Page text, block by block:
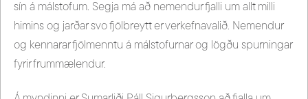
sín á málstofum. Segja má að nemendur fjalli um allt milli
himins og jarðar svo fjölbreytt er verkefnavalið. Nemendur
og kennarar fjölmenntu á málstofurnar og lögðu spurningar
fyrir frummælendur.